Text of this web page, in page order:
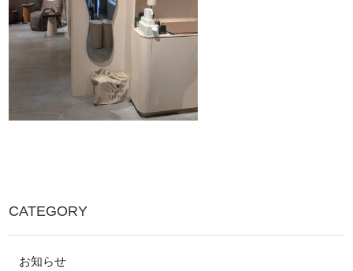
CATEGORY
お知らせ